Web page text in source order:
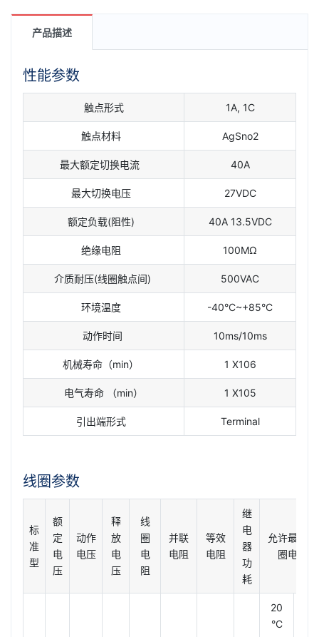
产品描述
性能参数
触点形式 1A, 1C
触点材料 AgSno2
最大额定切换电流 40A
最大切换电压 27VDC
额定负载(阻性) 40A 13.5VDC
绝缘电阻 100MΩ
介质耐压(线圈触点间) 500VAC
环境温度 -40°C~+85°C
动作时间 10ms/10ms
机械寿命（min） 1 X106
电气寿命 （min） 1 X105
引出端形式 Terminal
线圈参数
标
准
型
额
定
电
压
动作
电压
释
放
电
压
线
圈
电
阻
并联
电阻
等效
电阻
继
电
器
功
耗
允许最大线
圈电压
20
°C